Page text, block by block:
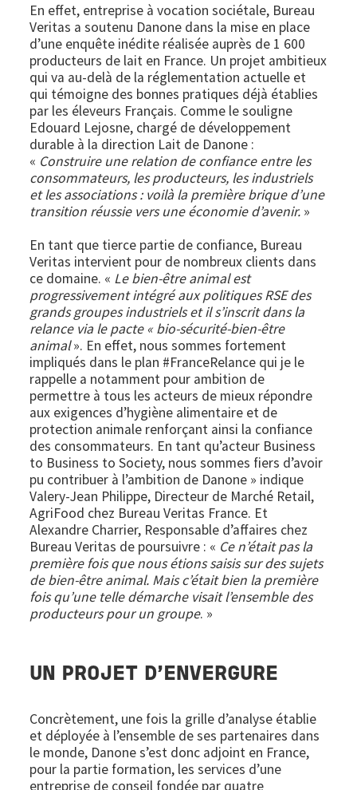
En effet, entreprise à vocation sociétale, Bureau
Veritas a soutenu Danone dans la mise en place
d’une enquête inédite réalisée auprès de 1 600
producteurs de lait en France. Un projet ambitieux
qui va au-delà de la réglementation actuelle et
qui témoigne des bonnes pratiques déjà établies
par les éleveurs Français. Comme le souligne
Edouard Lejosne, chargé de développement
durable à la direction Lait de Danone :
« Construire une relation de confiance entre les
consommateurs, les producteurs, les industriels
et les associations : voilà la première brique d’une
transition réussie vers une économie d’avenir. »
En tant que tierce partie de confiance, Bureau
Veritas intervient pour de nombreux clients dans
ce domaine. « Le bien-être animal est
progressivement intégré aux politiques RSE des
grands groupes industriels et il s’inscrit dans la
relance via le pacte « bio-sécurité-bien-être
animal». En effet, nous sommes fortement
impliqués dans le plan #FranceRelance qui je le
rappelle a notamment pour ambition de
permettre à tous les acteurs de mieux répondre
aux exigences d’hygiène alimentaire et de
protection animale renforçant ainsi la confiance
des consommateurs. En tant qu’acteur Business
to Business to Society, nous sommes fiers d’avoir
pu contribuer à l’ambition de Danone » indique
Valery-Jean Philippe, Directeur de Marché Retail,
AgriFood chez Bureau Veritas France. Et
Alexandre Charrier, Responsable d’affaires chez
Bureau Veritas de poursuivre : « Ce n’était pas la
première fois que nous étions saisis sur des sujets
de bien-être animal. Mais c’était bien la première
fois qu’une telle démarche visait l’ensemble des
producteurs pour un groupe. »
UN PROJET D’ENVERGURE
Concrètement, une fois la grille d’analyse établie
et déployée à l’ensemble de ses partenaires dans
le monde, Danone s’est donc adjoint en France,
pour la partie formation, les services d’une
entreprise de conseil fondée par quatre